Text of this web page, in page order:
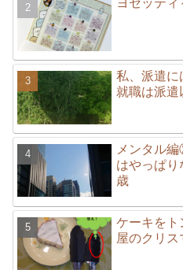
ヨセッティ
私、派遣に
就職は派遣
メンタル
はやっぱ
歳
ケーキをト
屋のクリス